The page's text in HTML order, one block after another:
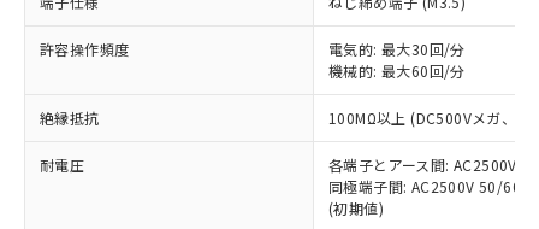
許容操作頻度
電気的: 最大30回/分
機械的: 最大60回/分
絶縁抵抗 100MΩ以上 (DC500Vメガ、点
耐電圧
各端子とアース間: AC2500V
同極端子間: AC2500V 50/
(初期値)
本サービスは、当社制御機器事業取扱
商品の当社在庫状況および標準価格
(税抜)を提供させていただくもので
当社制御機器事業取扱商品の中には、
本サービスの対象外となる商品もある
ことをご了承ください。
在庫状況および標準価格照会結果は、
調査・確認中：EU RoHS指令（10物質）の
非含有の対応状況を調査中または確認中の
害物質有無と関係のない商品です。
仕入先様の事情により、非含有部品として
いたものが、含有品と判明した場合などや
むを得ず変更することがあります。
※1 中国RoHS○×表
「○」：最大均質材料含有率が中国RoHSの
基準値以下であることを示します。
「×」：最大均質材料含有率が中国RoHSの
基準値を超えていることを示します。
「－」：未確認です。当社販売部門へお問
当社は、これら貴社製品のうち、外国
為替および外国貿易法に定める商品